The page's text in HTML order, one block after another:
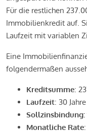
Für die restlichen
Immobilienkredit auf.
Laufzeit mit variablen
Eine
folgendermaßen
Kreditsumme:
Laufzeit: 30 Jahre
Sollzinsbindung:
Monatliche Rate